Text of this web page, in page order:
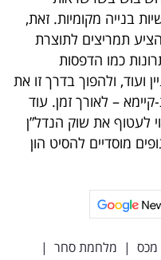
בנייה מקומיות. זאת,
תמריצים לתוצרת
כמו הדפסות
ועוד, ולהפוך בדרך זו את
– לאורך זמן. עוד
לעטוף את שוק הנדל”ן
מוסדיים להסיט הון
מכס | מלחמת סחר |